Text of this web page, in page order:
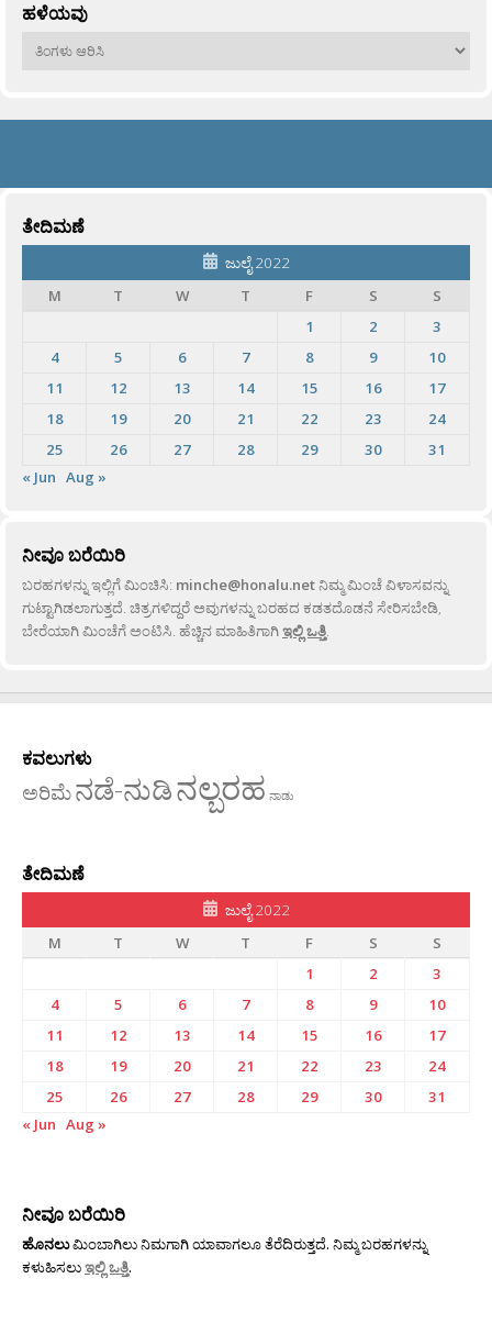
ಹಳೆಯವು
ಹಳೆಯವು
ತೇದಿಮಣೆ
ಜುಲೈ 2022
M
T W T F S
S
1
2
3
4
5 6 7 8 9
10
11
12 13 14 15 16
17
18
19 20 21 22 23
24
25
26 27 28 29 30
31
« Jun Aug »
ನೀವೂ ಬರೆಯಿರಿ
ಬರಹಗಳನ್ನು ಇಲ್ಲಿಗೆ ಮಿಂಚಿಸಿ: minche@honalu.netನಿಮ್ಮ ಮಿಂಚೆ ವಿಳಾಸವನ್ನು
ಗುಟ್ಟಾಗಿಡಲಾಗುತ್ತದೆ. ಚಿತ್ರಗಳಿದ್ದರೆ ಅವುಗಳನ್ನು ಬರಹದ ಕಡತದೊಡನೆ ಸೇರಿಸಬೇಡಿ,
ಬೇರೆಯಾಗಿ ಮಿಂಚೆಗೆ ಅಂಟಿಸಿ. ಹೆಚ್ಚಿನ ಮಾಹಿತಿಗಾಗಿಇಲ್ಲಿ ಒತ್ತಿ.
ಕವಲುಗಳು
ಅರಿಮೆನಡೆ-ನುಡಿನಲ್ಬರಹ ನಾಡು
ತೇದಿಮಣೆ
ಜುಲೈ 2022
M
T W T F S
S
1
2
3
4
5 6 7 8 9
10
11
12 13 14 15 16
17
18
19 20 21 22 23
24
25
26 27 28 29 30
31
« Jun Aug »
ನೀವೂ ಬರೆಯಿರಿ
ಹೊನಲುಮಿಂಬಾಗಿಲು ನಿಮಗಾಗಿ ಯಾವಾಗಲೂ ತೆರೆದಿರುತ್ತದೆ. ನಿಮ್ಮ ಬರಹಗಳನ್ನು
ಕಳುಹಿಸಲುಇಲ್ಲಿ ಒತ್ತಿ.